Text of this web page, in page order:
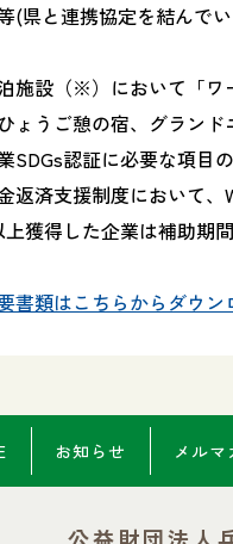
と連携協定を結んでい
施設（※）において「ワ
ょうご憩の宿、グランド
認証に必要な項目
済支援制度において、
獲得した企業は補助期
書類はこちらからダウン
お知らせ メルマ